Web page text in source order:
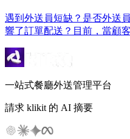
遇到外送員短缺？是否外送
響了訂單配送？目前，當顧
一站式餐廳外送管理平台
請求 klikit 的 AI 摘要